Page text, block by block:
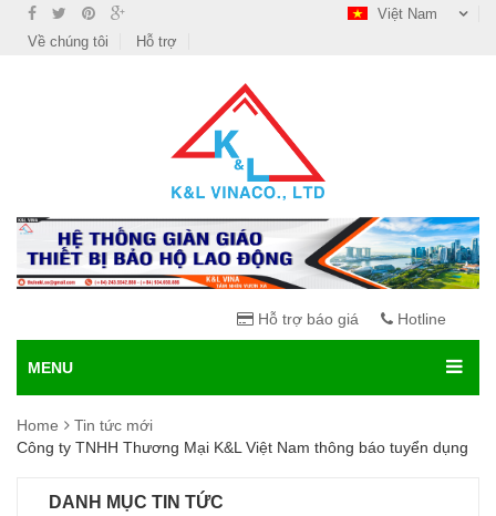
Việt Nam
Về chúng tôi
Hỗ trợ
Hỗ trợ báo giá Hotline
MENU
Home
Tin tức mới
Công ty TNHH Thương Mại K&L Việt Nam thông báo tuyển dụng
DANH MỤC TIN TỨC